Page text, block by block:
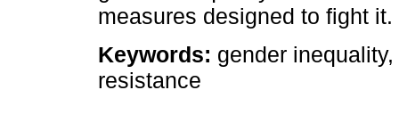
measures designed to fight it.
Keywords: gender
resistance